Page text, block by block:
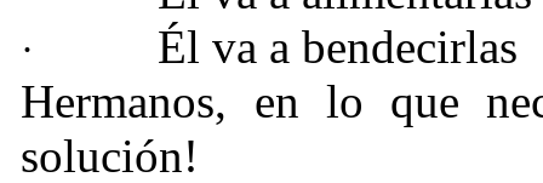
·
Él va a bendecirlas
Hermanos, en lo que
solución!